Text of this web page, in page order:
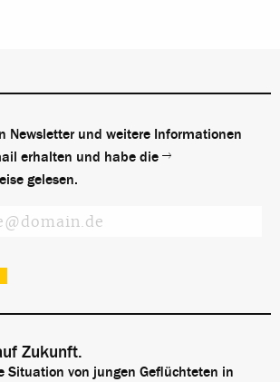
Newsletter und weitere Informationen
erhalten und habe die
gelesen.
Zukunft.
Situation von jungen Geflüchteten in